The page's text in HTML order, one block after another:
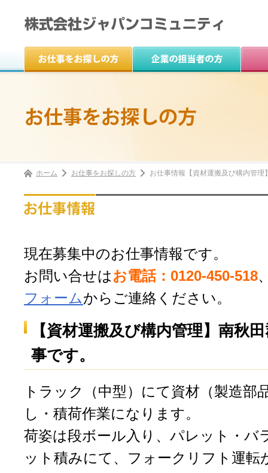
ホーム お仕事をお探しの方 お仕事情報 【資材運搬及び構内管
現在募集中のお仕事情報です。
お問い合せはお電話：0120-450-518
フォームからご連絡ください。
【資材運搬及び構内管理】南秋
事です。
トラック（中型）にて資材（製造部
し・積荷作業になります。
荷姿は段ボール入り、パレット・バ
ット積みにて、フォークリフト運転